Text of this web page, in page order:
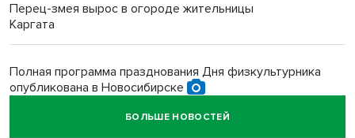
Перец-змея вырос в огороде жительницы
Каргата
Полная программа празднования Дня физкультурника
опубликована в Новосибирске
БОЛЬШЕ НОВОСТЕЙ